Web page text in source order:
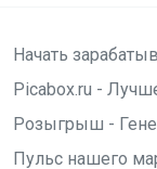
Начать
Picabox.ru -
Розыгрыш -
Пульс нашего